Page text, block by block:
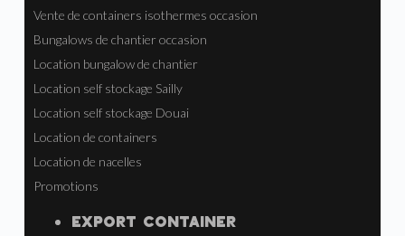
Vente de containers isothermes occasion
Bungalows de chantier occasion
Location bungalow de chantier
Location self stockage Sailly
Location self stockage Douai
Location de containers
Location de nacelles
Promotions
EXPORT CONTAINER